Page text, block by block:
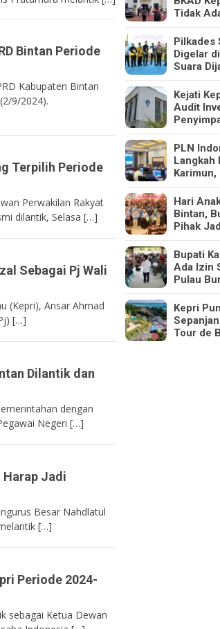
Bintan Periode
Kabupaten Bintan
9/2024).
Terpilih Periode
Perwakilan Rakyat
dilantik, Selasa […]
Sebagai Pj Wali
(Kepri), Ansar Ahmad
[…]
Dilantik dan
dengan
Negeri […]
Harap Jadi
Besar Nahdlatul
[…]
Periode 2024-
sebagai Ketua Dewan
Tidak
Pilkades
Digelar
Suara
Kejati
Audit
PLN
Langkah
Karimun,
Hari
Bintan,
Pihak
Bupati
Ada Izin
Pulau
Kepri
Tour de